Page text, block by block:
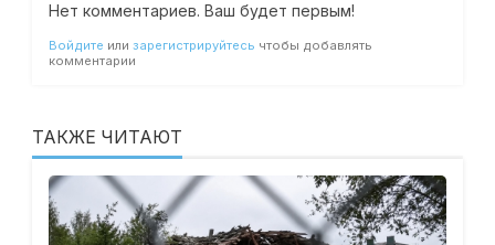
Нет комментариев. Ваш будет первым!
Войдите или зарегистрируйтесь чтобы добавлять
комментарии
ТАКЖЕ ЧИТАЮТ